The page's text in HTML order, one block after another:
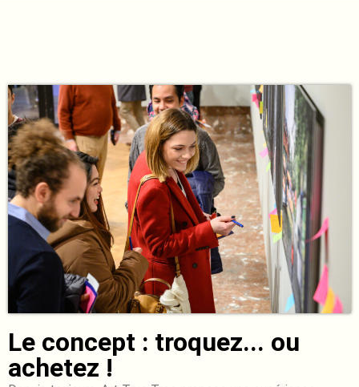
Le concept : troquez... ou
achetez !